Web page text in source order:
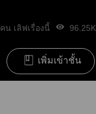
คน เลิฟเรื่องนี้ 96.25K
เพิ่มเข้าชั้น